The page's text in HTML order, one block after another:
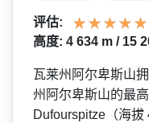
评估:
高度: 4 634 m / 15
瓦莱州阿尔卑斯山
州阿尔卑斯山的最
Dufourspitze（海